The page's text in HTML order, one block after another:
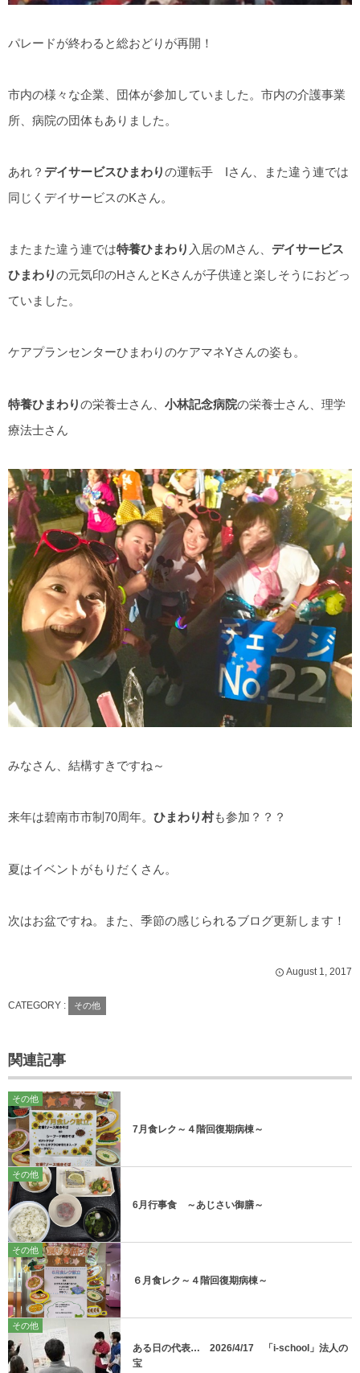
パレードが終わると総おどりが再開！
市内の様々な企業、団体が参加していました。市内の介護事業
所、病院の団体もありました。
あれ？ デイサービスひまわりの運転手 Iさん、また違う連では
同じくデイサービスのKさん。
またまた違う連では特養ひまわり 入居のMさん、 デイサービス
ひまわりの元気印のHさんとKさんが子供達と楽しそうにおどっ
ていました。
ケアプランセンターひまわりのケアマネYさんの姿も。
特養ひまわりの栄養士さん、 小林記念病院の栄養士さん、理学
療法士さん
みなさん、結構すきですね～
来年は碧南市市制70周年。 ひまわり村も参加？？？
夏はイベントがもりだくさん。
次はお盆ですね。また、季節の感じられるブログ更新します！
August 1 2017
CATEGORY : その他
関連記事
その他
7月食レク～４階回復期病棟～
その他
6月行事食 ～あじさい御膳～
その他
６月食レク～４階回復期病棟～
その他
ある日の代表… 2026/4/17 「i-school」法人の
宝